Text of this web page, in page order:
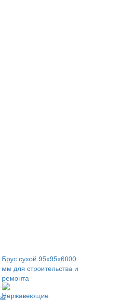
Брус сухой 95х95х6000
мм для строительства и
ремонта